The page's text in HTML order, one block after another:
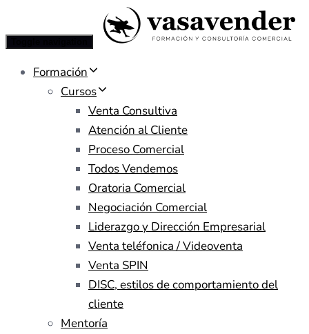
Formación
Cursos
Venta Consultiva
Atención al Cliente
Proceso Comercial
Todos Vendemos
Oratoria Comercial
Negociación Comercial
Liderazgo y Dirección Empresarial
Venta teléfonica / Videoventa
Venta SPIN
DISC, estilos de comportamiento del
cliente
Mentoría